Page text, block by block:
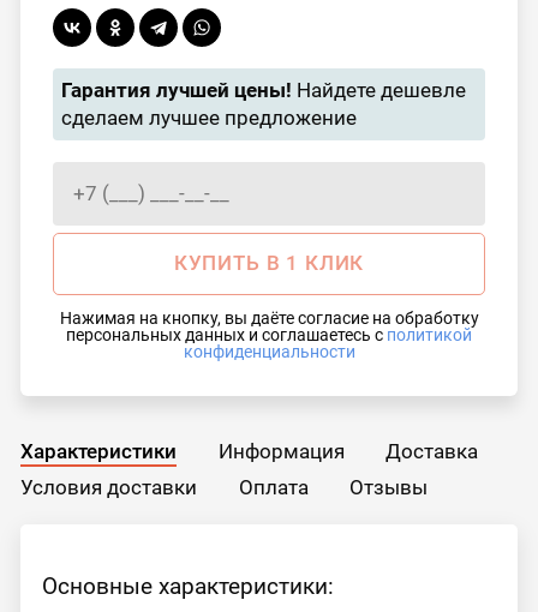
Гарантия лучшей цены! Найдете дешевле
сделаем лучшее предложение
КУПИТЬ В 1 КЛИК
Нажимая на кнопку, вы даёте согласие на обработку
персональных данных и соглашаетесь с политикой
конфиденциальности
Характеристики Информация
Доставка
Условия доставки
Оплата Отзывы
Основные характеристики: